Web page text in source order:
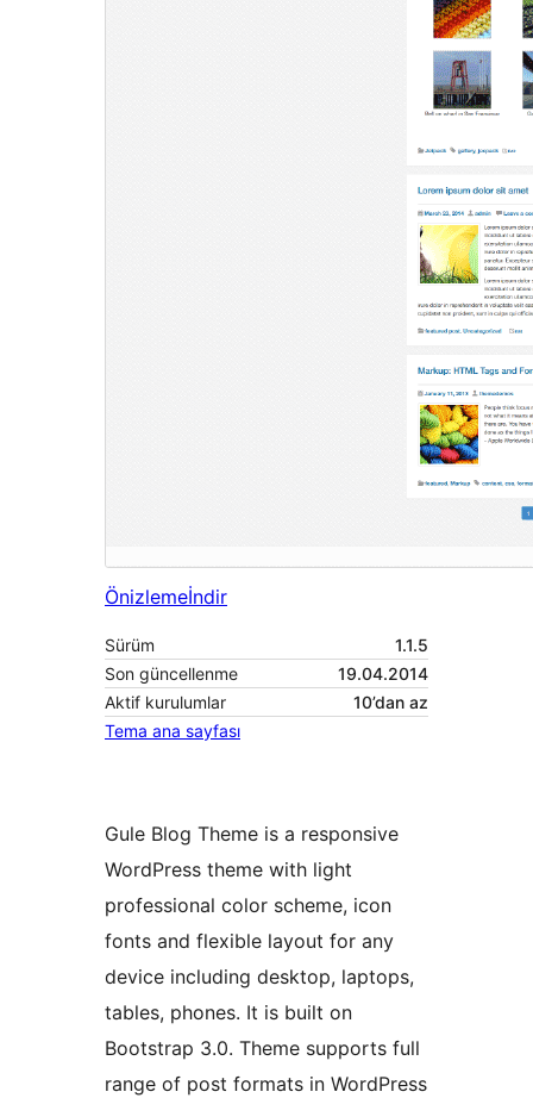
Önizlemeİndir
Sürüm
1.1.5
Son güncellenme
19.04.2014
Aktif kurulumlar
10’dan az
Tema ana sayfası
Gule Blog Theme is a responsive
WordPress theme with light
professional color scheme, icon
fonts and flexible layout for any
device including desktop, laptops,
tables, phones. It is built on
Bootstrap 3.0. Theme supports full
range of post formats in WordPress